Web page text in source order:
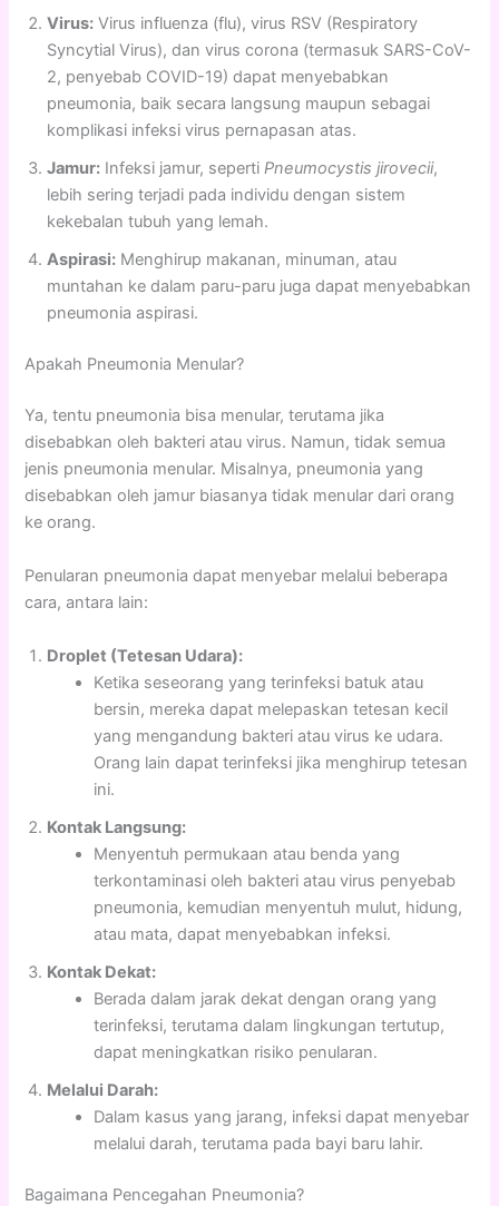
Virus: Virus influenza (flu), virus RSV (Respiratory
Syncytial Virus), dan virus corona (termasuk SARS-CoV-
2, penyebab COVID-19) dapat menyebabkan
pneumonia, baik secara langsung maupun sebagai
komplikasi infeksi virus pernapasan atas.
Jamur: Infeksi jamur, sepertiPneumocystis jirovecii,
lebih sering terjadi pada individu dengan sistem
kekebalan tubuh yang lemah.
Aspirasi: Menghirup makanan, minuman, atau
muntahan ke dalam paru-paru juga dapat menyebabkan
pneumonia aspirasi.
Apakah Pneumonia Menular?
Ya, tentu pneumonia bisa menular, terutama jika
disebabkan oleh bakteri atau virus. Namun, tidak semua
jenis pneumonia menular. Misalnya, pneumonia yang
disebabkan oleh jamur biasanya tidak menular dari orang
ke orang.
Penularan pneumonia dapat menyebar melalui beberapa
cara, antara lain:
Droplet (Tetesan Udara):
Ketika seseorang yang terinfeksi batuk atau
bersin, mereka dapat melepaskan tetesan kecil
yang mengandung bakteri atau virus ke udara.
Orang lain dapat terinfeksi jika menghirup tetesan
ini.
Kontak Langsung:
Menyentuh permukaan atau benda yang
terkontaminasi oleh bakteri atau virus penyebab
pneumonia, kemudian menyentuh mulut, hidung,
atau mata, dapat menyebabkan infeksi.
Kontak Dekat:
Berada dalam jarak dekat dengan orang yang
terinfeksi, terutama dalam lingkungan tertutup,
dapat meningkatkan risiko penularan.
Melalui Darah:
Dalam kasus yang jarang, infeksi dapat menyebar
melalui darah, terutama pada bayi baru lahir.
Bagaimana Pencegahan Pneumonia?